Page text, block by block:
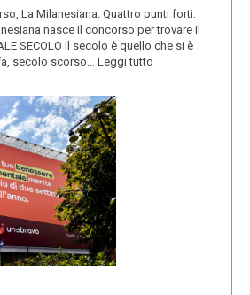
La Milanesiana. Quattro punti forti:
nasce il concorso per trovare il
SECOLO Il secolo è quello che si è
secolo scorso… Leggi tutto